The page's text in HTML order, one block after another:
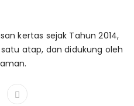
kertas sejak Tahun 2014,
atap, dan didukung oleh